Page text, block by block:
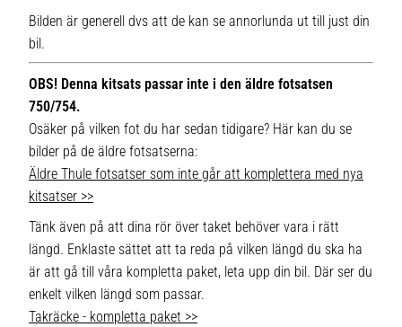
Bilden är generell dvs att de kan se annorlunda ut till just din
bil.
OBS! Denna kitsats passar inte i den äldre fotsatsen
750/754.
Osäker på vilken fot du har sedan tidigare? Här kan du se
bilder på de äldre fotsatserna:
Äldre Thule fotsatser som inte går att komplettera med nya
kitsatser >>
Tänk även på att dina rör över taket behöver vara i rätt
längd. Enklaste sättet att ta reda på vilken längd du ska ha
är att gå till våra kompletta paket, leta upp din bil. Där ser du
enkelt vilken längd som passar.
Takräcke - kompletta paket >>